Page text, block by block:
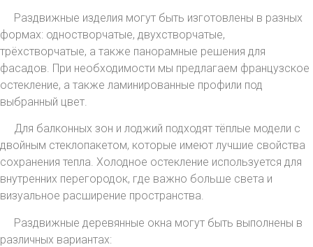
Раздвижные изделия могут быть изготовлены в разных
формах: одностворчатые, двухстворчатые,
трёхстворчатые, а также панорамные решения для
фасадов. При необходимости мы предлагаем французское
остекление, а также ламинированные профили под
выбранный цвет.
Для балконных зон и лоджий подходят тёплые модели с
двойным стеклопакетом, которые имеют лучшие свойства
сохранения тепла. Холодное остекление используется для
внутренних перегородок, где важно больше света и
визуальное расширение пространства.
Раздвижные деревянные окна могут быть выполнены в
различных вариантах: